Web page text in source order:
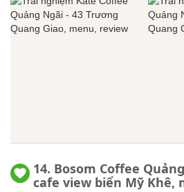
14. Bosom Coffee
cafe view biển Mỹ Khê,